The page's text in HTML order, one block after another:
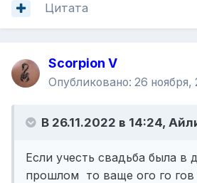
Цитата
Scorpion V
Опубликовано: 26 ноября,
В 26.11.2022 в 14:24,
Если учесть свадьба была в
прошлом то ваще ого го гов